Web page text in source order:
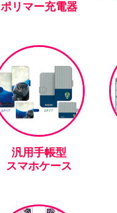
ポリマー充電器
汎用手帳型
スマホケース